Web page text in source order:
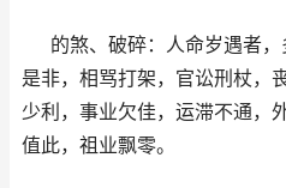
的煞、破碎：人命岁遇者
是非，相骂打架，官讼刑杖，
少利，事业欠佳，运滞不通，
值此，祖业飘零。